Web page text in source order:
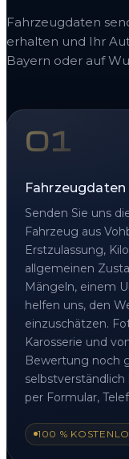
Fahrzeugdaten
erhalten und Ihr
Bayern oder auf
01
Senden Sie uns
Fahrzeug aus
Erstzulassung,
allgemeinen
Mängeln, einem
helfen uns, den
einzuschätzen.
Karosserie und
Bewertung noch
per Formular,
100 %